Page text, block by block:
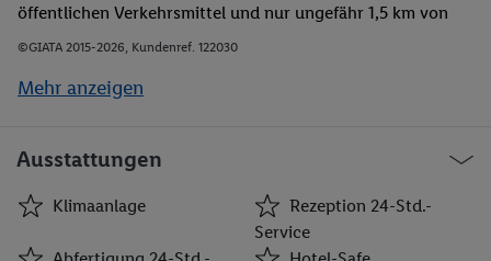
öffentlichen Verkehrsmittel und nur ungefähr 1,5 km von
der Altstadt entfernt. Im nur etwa 1,5 km entfernten
Geschäfte. Von der A1, der A27 und der A28 ist es bequem
©GIATA 2015-2026, Kundenref. 122030
Mehr anzeigen
Ausstattungen
Klimaanlage
Rezeption 24-Std.-
Service